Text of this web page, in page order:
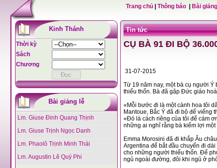
Trang chủ Thông báo Bài
Kinh Thánh
Thời kỳ
Sách
Chương
Bài giảng lễ
Lm. Giuse Đinh Quang Thịnh
Lm. Giuse Trịnh Ngọc Danh
Lm. Phaolô Trịnh Minh Thái
Lm. Augustin Lê Quý Phi
Tin tức
CỤ BÀ 91 ĐI BỘ
31-07-2015
Từ 19 năm nay, một bà cụ người
thiếu thốn. Bà đã gặp Đức giáo
«Mỗi bước đi là một cành hoa tôi
Mantoue, Bắc Ý đã đi bộ để viếng
«Đó là cách riêng của tôi để cám
những ai nghĩ rằng bà kiếm lợi
Emma Morosini đã đi khắp Âu
Argentina để bắt đầu chuyến đi
cho những người thiếu thốn. Để
ngủ ngoài đường, đôi khi ngủ ở